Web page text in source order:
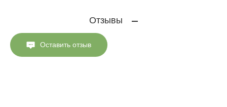
Отзывы
Оставить отзыв